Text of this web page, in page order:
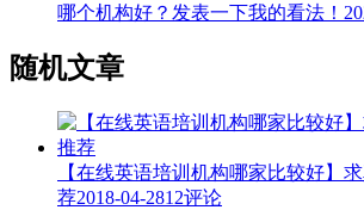
哪个机构好？发表一下我的看法！
随机文章
【在线英语培训机构哪家比较好】
荐2018-04-2812评论